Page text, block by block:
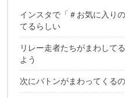
インスタで「＃お気に入り
てるらしい
リレー走者たちがまわして
よう
オレゴニアンキャンパー「
次にバトンがまわってくる